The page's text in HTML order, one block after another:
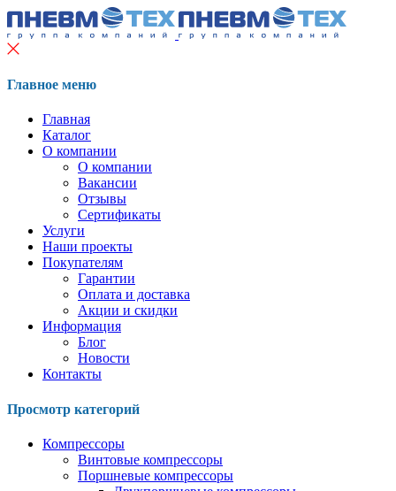
Главное меню
Главная
Каталог
О компании
О компании
Вакансии
Отзывы
Сертификаты
Услуги
Наши проекты
Покупателям
Гарантии
Оплата и доставка
Акции и скидки
Информация
Блог
Новости
Контакты
Просмотр категорий
Компрессоры
Винтовые компрессоры
Поршневые компрессоры